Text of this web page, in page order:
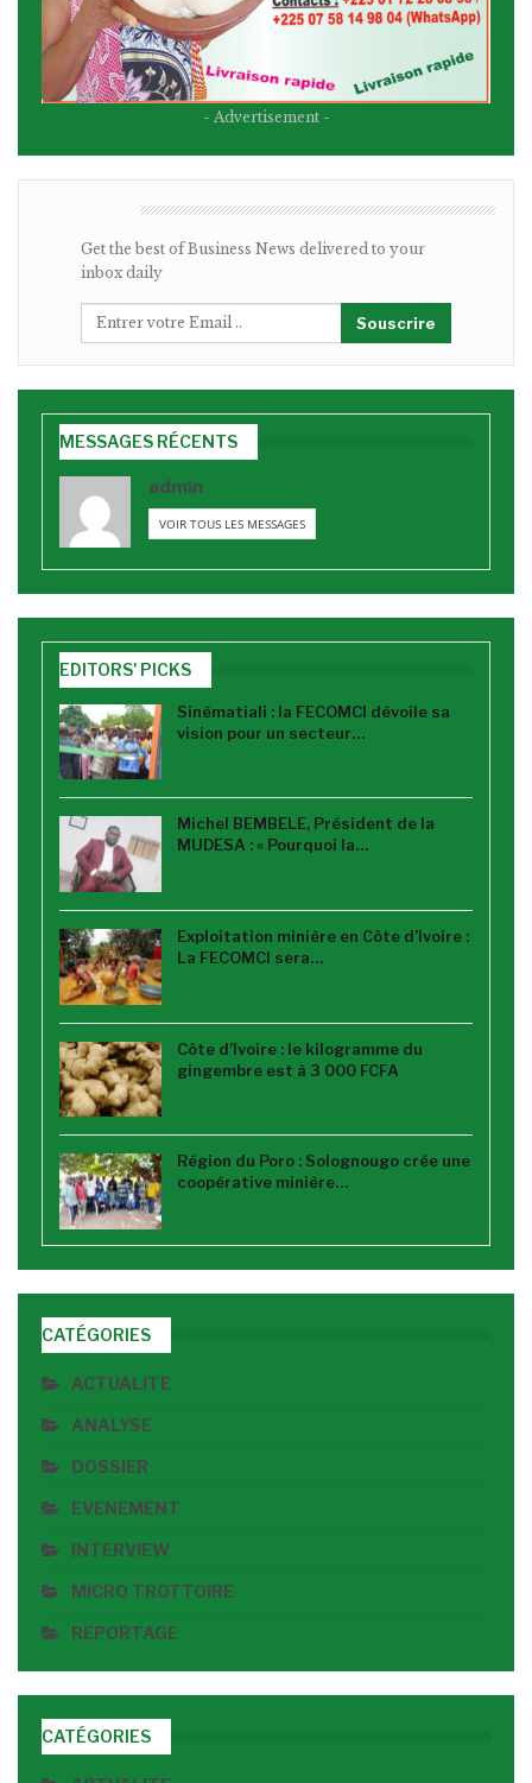
- Advertisement -
Get the best of Business News delivered to your
inbox daily
Souscrire
MESSAGES RÉCENTS
admin
VOIR TOUS LES MESSAGES
EDITORS' PICKS
Sinématiali : la FECOMCI dévoile sa
vision pour un secteur…
Michel BEMBELE, Président de la
MUDESA : « Pourquoi la…
Exploitation minière en Côte d’Ivoire :
La FECOMCI sera…
Côte d’Ivoire : le kilogramme du
gingembre est à 3 000 FCFA
Région du Poro : Solognougo crée une
coopérative minière…
CATÉGORIES
ACTUALITE
ANALYSE
DOSSIER
EVENEMENT
INTERVIEW
MICRO TROTTOIRE
REPORTAGE
CATÉGORIES